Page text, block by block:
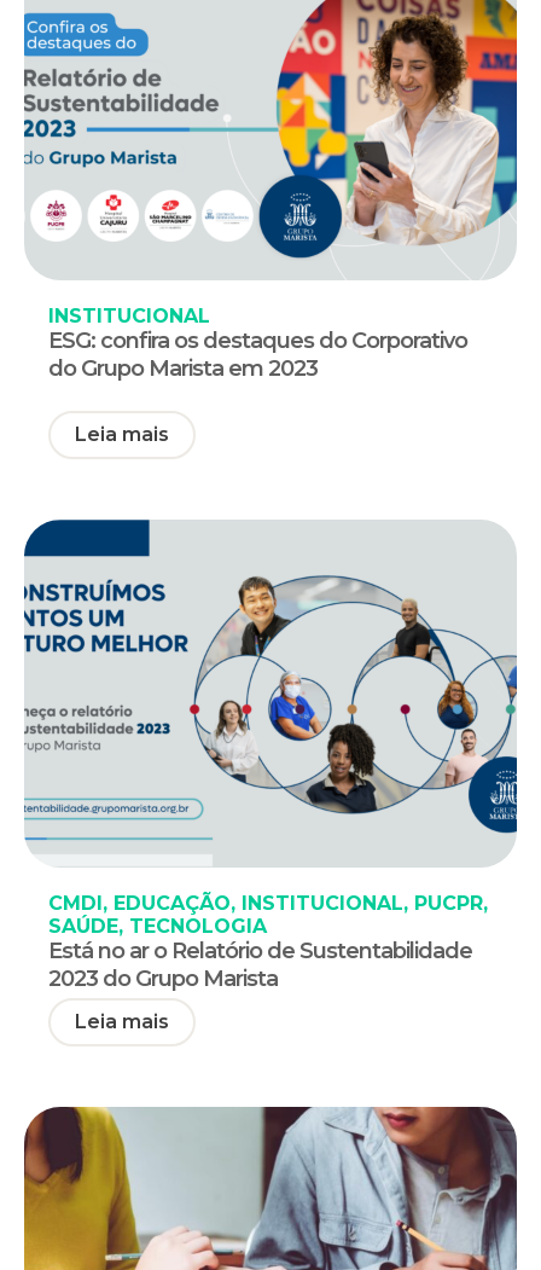
INSTITUCIONAL
ESG: confira os destaques do Corporativo
do Grupo Marista em 2023
Leia mais
CMDI, EDUCAÇÃO, INSTITUCIONAL, PUCPR,
SAÚDE, TECNOLOGIA
Está no ar o Relatório de Sustentabilidade
2023 do Grupo Marista
Leia mais